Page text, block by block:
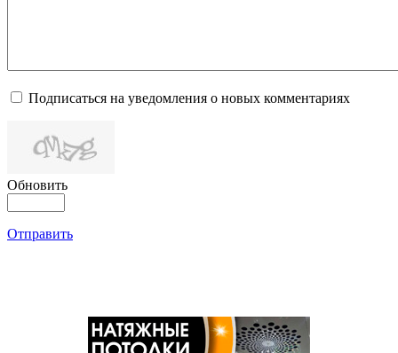
Подписаться на уведомления о новых комментариях
Обновить
Отправить